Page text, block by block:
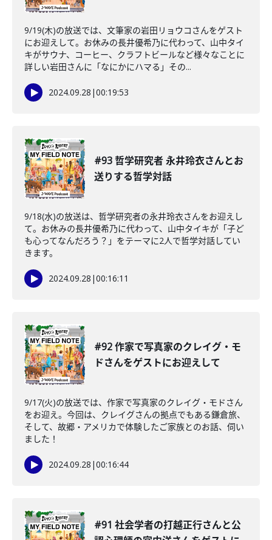
9/19(木)の放送では、文筆家の岩田リョウコさんをゲスト
にお迎えして。お休みの長井優希乃に代わって、山中タイ
キがサウナ、コーヒー、クラフトビールなど様々なことに
詳しい岩田さんに「なにかにハマる」その...
2024.09.28 |00:19:53
#93 哲学研究者 永井玲衣さんとお
送りする哲学対話
9/18(水)の放送は、哲学研究者の永井玲衣さんをお迎えし
て。お休みの長井優希乃に代わって、山中タイキが「子ど
も心ってなんだろう？」をテーマに2人で哲学対話してい
きます。
2024.09.28 |00:16:11
#92 作家で写真家のクレイグ・モ
ドさんをゲストにお迎えして
9/17(火)の放送では、作家で写真家のクレイグ・モドさん
をお迎え。今回は、クレイグさんの拠点でもある鎌倉旅、
そして、故郷・アメリカで体験したご家族とのお話、伺い
ました！
2024.09.28 |00:16:44
#91 社会学者の打越正行さんと公